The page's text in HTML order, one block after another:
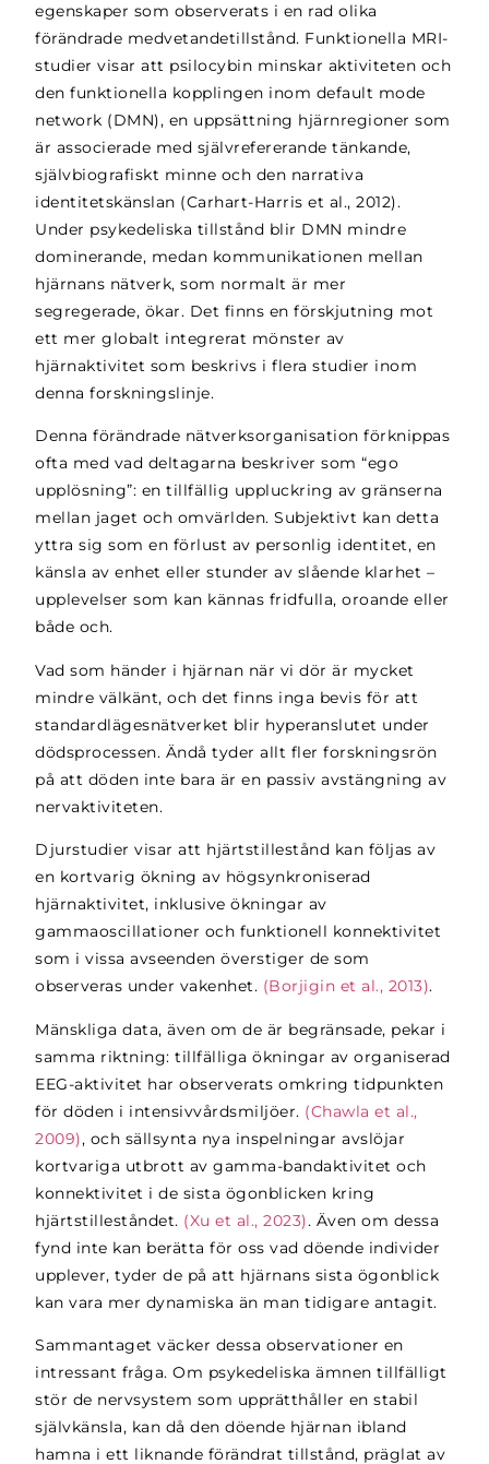
egenskaper som observerats i en rad olika
förändrade medvetandetillstånd. Funktionella MRI-
studier visar att psilocybin minskar aktiviteten och
den funktionella kopplingen inom default mode
network (DMN), en uppsättning hjärnregioner som
är associerade med självrefererande tänkande,
självbiografiskt minne och den narrativa
identitetskänslan (Carhart-Harris et al., 2012).
Under psykedeliska tillstånd blir DMN mindre
dominerande, medan kommunikationen mellan
hjärnans nätverk, som normalt är mer
segregerade, ökar. Det finns en förskjutning mot
ett mer globalt integrerat mönster av
hjärnaktivitet som beskrivs i flera studier inom
denna forskningslinje.
Denna förändrade nätverksorganisation förknippas
ofta med vad deltagarna beskriver som “ego
upplösning”: en tillfällig uppluckring av gränserna
mellan jaget och omvärlden. Subjektivt kan detta
yttra sig som en förlust av personlig identitet, en
känsla av enhet eller stunder av slående klarhet –
upplevelser som kan kännas fridfulla, oroande eller
både och.
Vad som händer i hjärnan när vi dör är mycket
mindre välkänt, och det finns inga bevis för att
standardlägesnätverket blir hyperanslutet under
dödsprocessen. Ändå tyder allt fler forskningsrön
på att döden inte bara är en passiv avstängning av
nervaktiviteten.
Djurstudier visar att hjärtstillestånd kan följas av
en kortvarig ökning av högsynkroniserad
hjärnaktivitet, inklusive ökningar av
gammaoscillationer och funktionell konnektivitet
som i vissa avseenden överstiger de som
observeras under vakenhet. (Borjigin et al., 2013).
Mänskliga data, även om de är begränsade, pekar i
samma riktning: tillfälliga ökningar av organiserad
EEG-aktivitet har observerats omkring tidpunkten
för döden i intensivvårdsmiljöer. (Chawla et al.,
2009), och sällsynta nya inspelningar avslöjar
kortvariga utbrott av gamma-bandaktivitet och
konnektivitet i de sista ögonblicken kring
hjärtstilleståndet. (Xu et al., 2023). Även om dessa
fynd inte kan berätta för oss vad döende individer
upplever, tyder de på att hjärnans sista ögonblick
kan vara mer dynamiska än man tidigare antagit.
Sammantaget väcker dessa observationer en
intressant fråga. Om psykedeliska ämnen tillfälligt
stör de nervsystem som upprätthåller en stabil
självkänsla, kan då den döende hjärnan ibland
hamna i ett liknande förändrat tillstånd, präglat av